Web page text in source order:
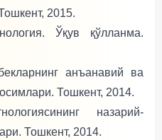
2015.
Ўқув қўлланма.
анъанавий ва
Тошкент, 2014.
назарий-
Тошкент, 2014.